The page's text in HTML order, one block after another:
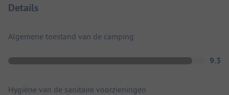
Details
Algemene toestand van de camping
9.3
Hygiëne van de sanitaire voorzieningen